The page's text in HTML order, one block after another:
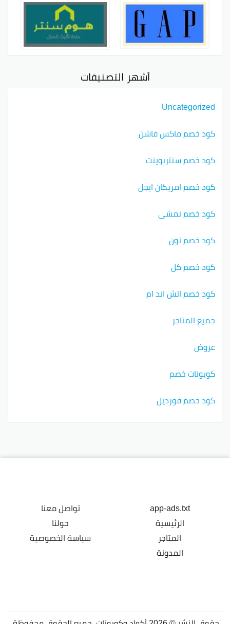
أشهر التصنيفات
Uncategorized
كود خصم ماكس فاشن
كود خصم سنتربوينت
كود خصم امريكان ايجل
كود خصم نمشي
كود خصم نون
كود خصم كل
كود خصم اتش اند ام
جميع المتاجر
عروض
كوبونات خصم
كود خصم فورديل
app-ads.txt
الرئيسية
المتاجر
المدونة
تواصل معنا
حولنا
سياسة الخصوصية